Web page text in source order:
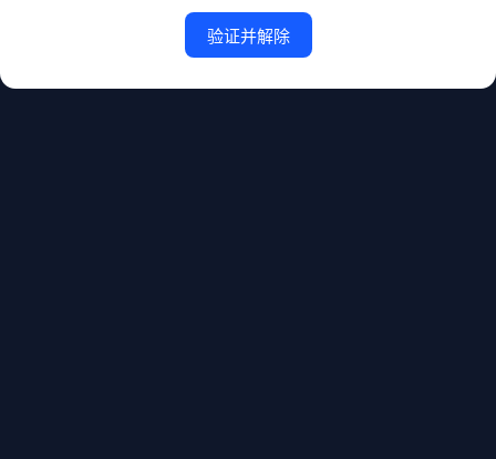
验证并解除